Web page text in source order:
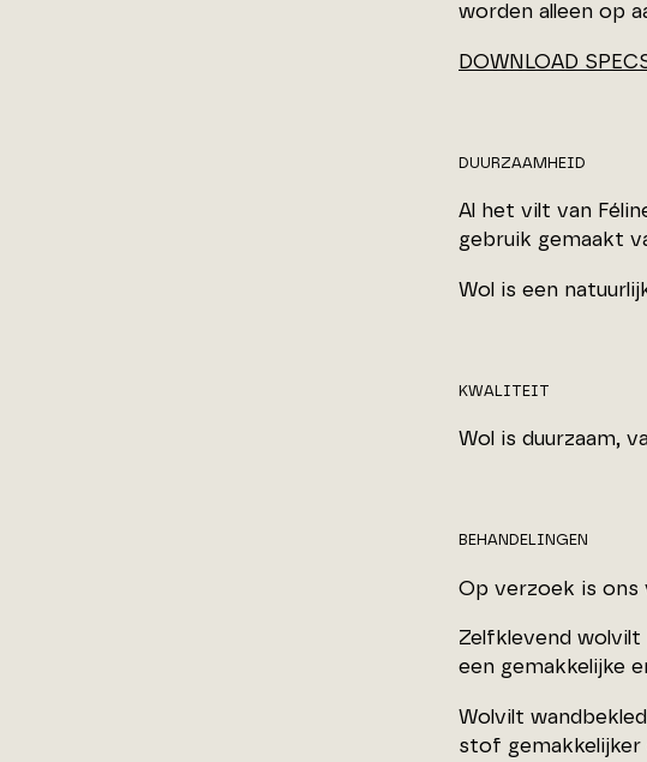
worden alleen op
DOWNLOAD
DUURZAAMHEID
Al het vilt van
gebruik gemaakt
Wol is een
KWALITEIT
Wol is duurzaam,
BEHANDELINGEN
Op verzoek is ons
Zelfklevend
een gemakkelijke
Wolvilt
stof gemakkelijker